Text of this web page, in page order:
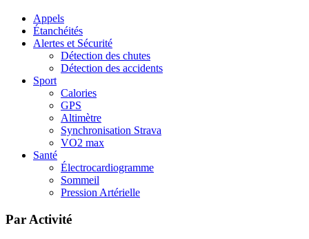
Appels
Étanchéités
Alertes et Sécurité
Détection des chutes
Détection des accidents
Sport
Calories
GPS
Altimètre
Synchronisation Strava
VO2 max
Santé
Électrocardiogramme
Sommeil
Pression Artérielle
Par Activité